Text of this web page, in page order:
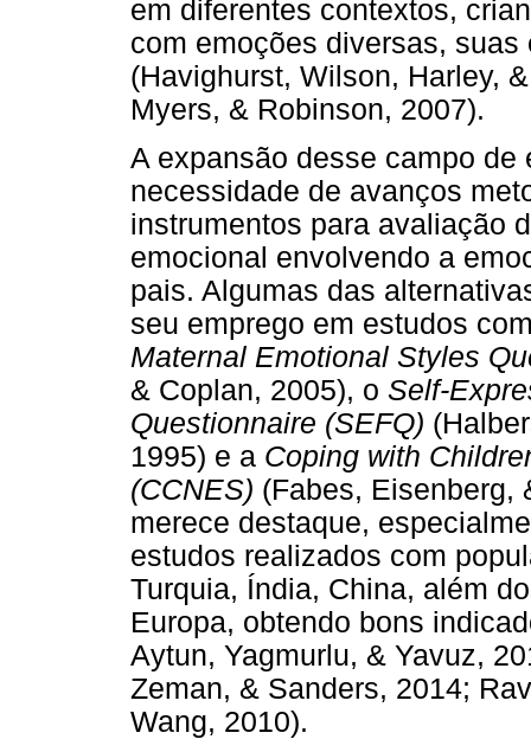
em diferentes contextos,
com emoções diversas,
(Havighurst, Wilson, Harley,
Myers, & Robinson, 2007).
A expansão desse campo
necessidade de avanços
instrumentos para avaliação
emocional envolvendo a
pais. Algumas das
seu emprego em estudos
Maternal Emotional Styles
& Coplan, 2005), o Self-
Questionnaire (SEFQ)
1995) e a Coping with
(CCNES) (Fabes, Eisenberg,
merece destaque,
estudos realizados com
Turquia, Índia, China, além
Europa, obtendo bons
Aytun, Yagmurlu, & Yavuz,
Zeman, & Sanders, 2014;
Wang, 2010).